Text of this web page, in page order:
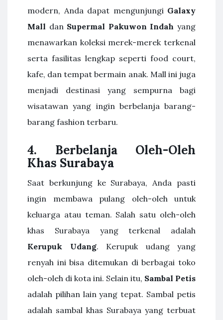
modern, Anda dapat mengunjungi Galaxy
Mall dan Supermal Pakuwon Indah yang
menawarkan koleksi merek-merek terkenal
serta fasilitas lengkap seperti food court,
kafe, dan tempat bermain anak. Mall ini juga
menjadi destinasi yang sempurna bagi
wisatawan yang ingin berbelanja barang-
barang fashion terbaru.
4. Berbelanja Oleh-Oleh
Khas Surabaya
Saat berkunjung ke Surabaya, Anda pasti
ingin membawa pulang oleh-oleh untuk
keluarga atau teman. Salah satu oleh-oleh
khas Surabaya yang terkenal adalah
Kerupuk Udang. Kerupuk udang yang
renyah ini bisa ditemukan di berbagai toko
oleh-oleh di kota ini. Selain itu, Sambal Petis
adalah pilihan lain yang tepat. Sambal petis
adalah sambal khas Surabaya yang terbuat